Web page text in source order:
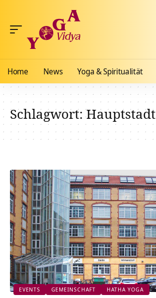
Home News Yoga & Spiritualität
Schlagwort:Hauptstadt
EVENTS GEMEINSCHAFT HATHA YOGA